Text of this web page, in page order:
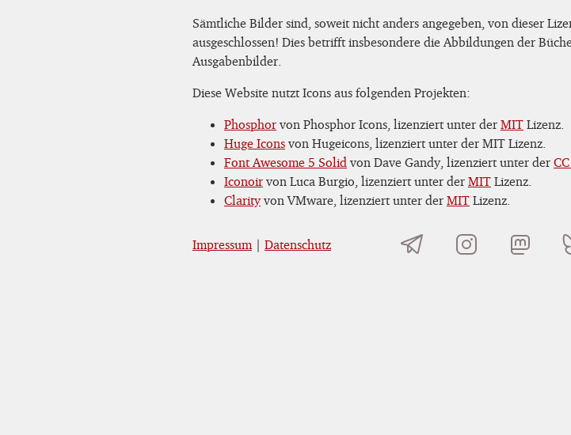
Sämtliche Bilder sind, soweit nicht anders angegeben, von dieser
ausgeschlossen! Dies betrifft insbesondere die Abbildungen der
Ausgabenbilder.
Diese Website nutzt Icons aus folgenden Projekten:
Phosphor von Phosphor Icons, lizenziert unter der MIT Lizenz.
Huge Icons von Hugeicons, lizenziert unter der MIT Lizenz.
Font Awesome 5 Solid von Dave Gandy, lizenziert unter der
Iconoir von Luca Burgio, lizenziert unter der MIT Lizenz.
Clarityvon VMware, lizenziert unter der MIT Lizenz.
Impressum | Datenschutz